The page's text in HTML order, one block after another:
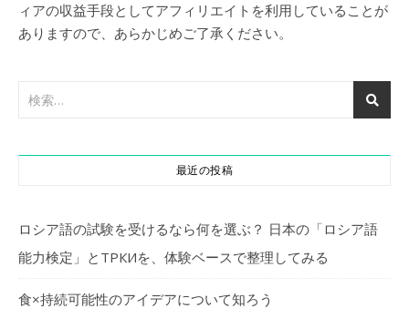
ィアの収益手段としてアフィリエイトを利用していることが
ありますので、あらかじめご了承ください。
最近の投稿
ロシア語の試験を受けるなら何を選ぶ？ 日本の「ロシア語
能力検定」とТРКИを、体験ベースで整理してみる
食×持続可能性のアイデアについて知ろう